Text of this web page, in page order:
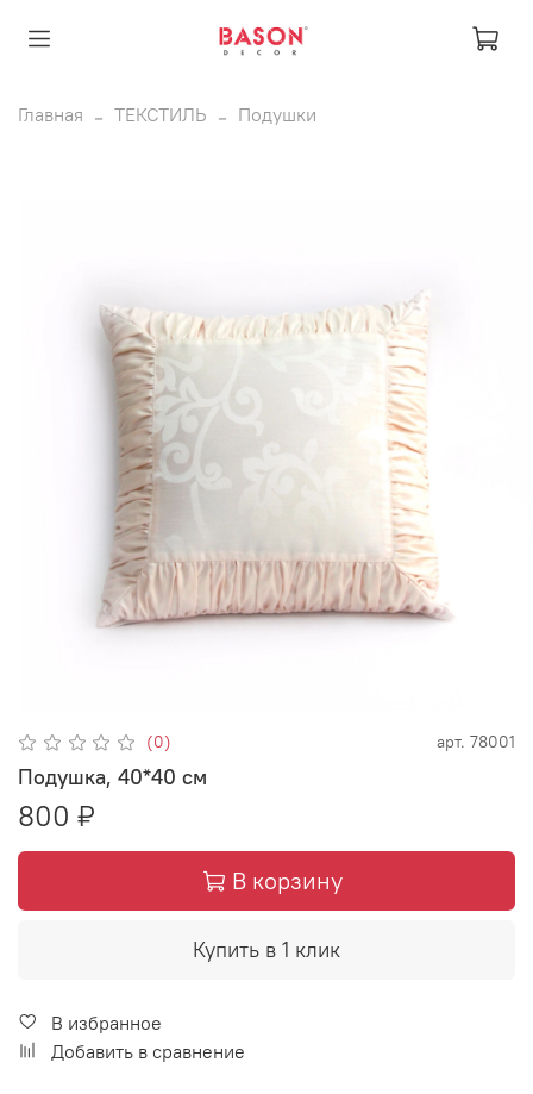
Главная ТЕКСТИЛЬ Подушки
(0) арт. 78001
Подушка, 40*40 см
800 ₽
В корзину
Купить в 1 клик
В избранное
Добавить в сравнение